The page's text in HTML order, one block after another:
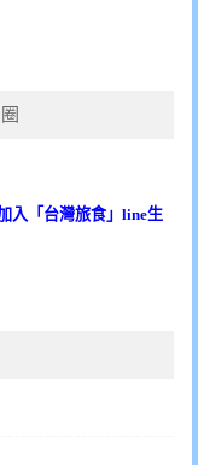
入「台灣旅食」line生